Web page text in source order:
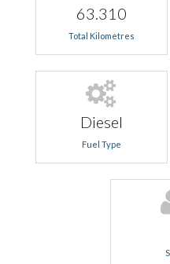
63.310
Total Kilometres
Diesel
Fuel Type